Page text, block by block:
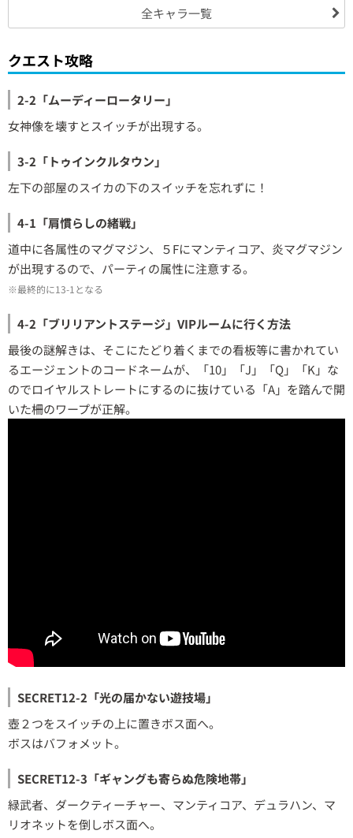
全キャラ一覧
クエスト攻略
2-2「ムーディーロータリー」
女神像を壊すとスイッチが出現する。
3-2「トゥインクルタウン」
左下の部屋のスイカの下のスイッチを忘れずに！
4-1「肩慣らしの緒戦」
道中に各属性のマグマジン、５Fにマンティコア、炎マグマジン
が出現するので、パーティの属性に注意する。
※最終的に13-1となる
4-2「ブリリアントステージ」VIPルームに行く方法
最後の謎解きは、そこにたどり着くまでの看板等に書かれてい
るエージェントのコードネームが、「10」「J」「Q」「K」な
のでロイヤルストレートにするのに抜けている「A」を踏んで開
いた柵のワープが正解。
SECRET12-2「光の届かない遊技場」
壺２つをスイッチの上に置きボス面へ。
ボスはバフォメット。
SECRET12-3「ギャングも寄らぬ危険地帯」
緑武者、ダークティーチャー、マンティコア、デュラハン、マ
リオネットを倒しボス面へ。